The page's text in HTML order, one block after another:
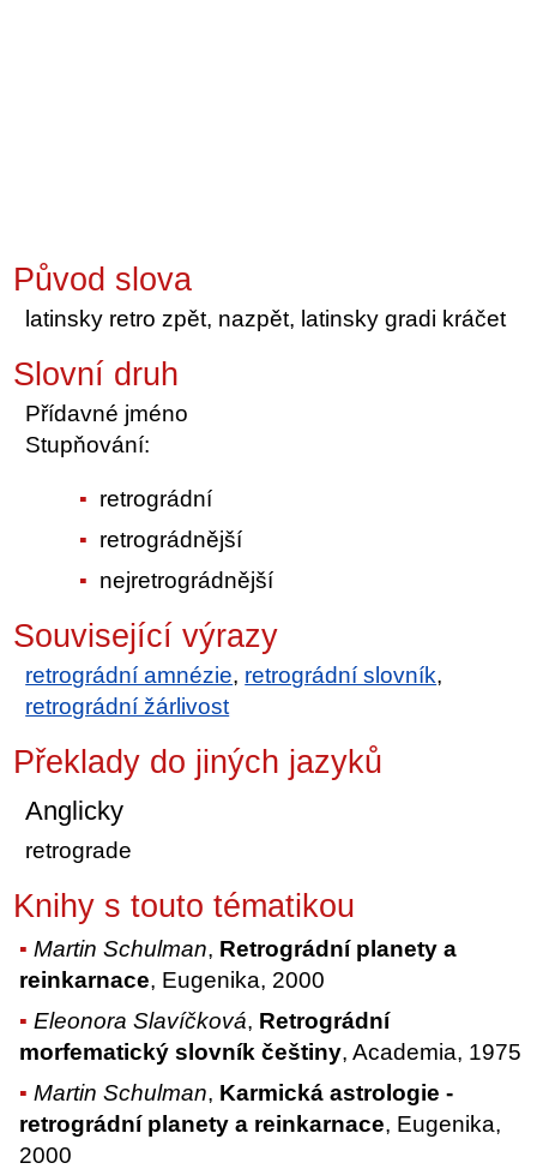
Původ slova
latinsky retro zpět, nazpět, latinsky gradi kráčet
Slovní druh
Přídavné jméno
Stupňování:
retrográdní
retrográdnější
nejretrográdnější
Související výrazy
retrográdní amnézie, retrográdní slovník,
retrográdní žárlivost
Překlady do jiných jazyků
Anglicky
retrograde
Knihy s touto tématikou
Martin Schulman, Retrográdní planety a
reinkarnace, Eugenika, 2000
Eleonora Slavíčková, Retrográdní
morfematický slovník češtiny, Academia, 1975
Martin Schulman, Karmická astrologie -
retrográdní planety a reinkarnace, Eugenika,
2000